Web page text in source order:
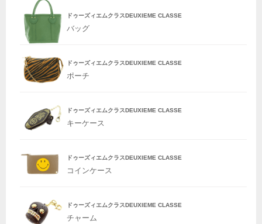
ドゥーズィエムクラスDEUXIEME CLASSE
バッグ
ドゥーズィエムクラスDEUXIEME CLASSE
ポーチ
ドゥーズィエムクラスDEUXIEME CLASSE
キーケース
ドゥーズィエムクラスDEUXIEME CLASSE
コインケース
ドゥーズィエムクラスDEUXIEME CLASSE
チャーム